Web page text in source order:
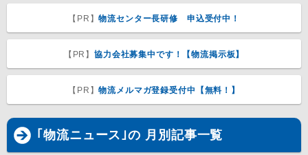
【PR】物流センター長研修 申込受付中！
【PR】協力会社募集中です！【物流掲示板】
【PR】物流メルマガ登録受付中【無料！】
｢物流ニュース｣の 月別記事一覧